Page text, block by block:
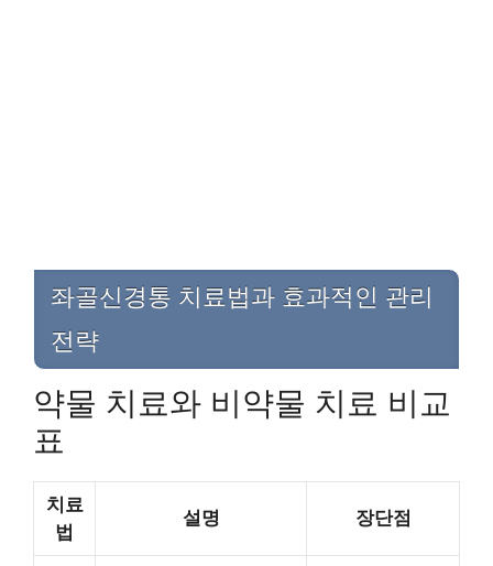
좌골신경통 치료법과 효과적인 관리
전략
약물 치료와 비약물 치료 비교
표
치료
법
설명 장단점